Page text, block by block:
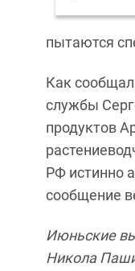
пытаются
Как сообщал
службы
продуктов
РФ истинно
сообщение
Июньские
Никола